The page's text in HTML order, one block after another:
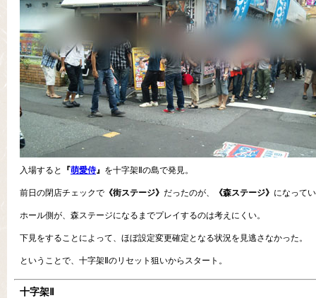
入場すると 『萌愛侍』 を十字架Ⅱの島で発見。
前日の閉店チェックで 《街ステージ》 だったのが、 《森ステージ》 になって
ホール側が、森ステージになるまでプレイするのは考えにくい。
下見をすることによって、ほぼ設定変更確定となる状況を見逃さなかった。
ということで、十字架Ⅱのリセット狙いからスタート。
十字架Ⅱ